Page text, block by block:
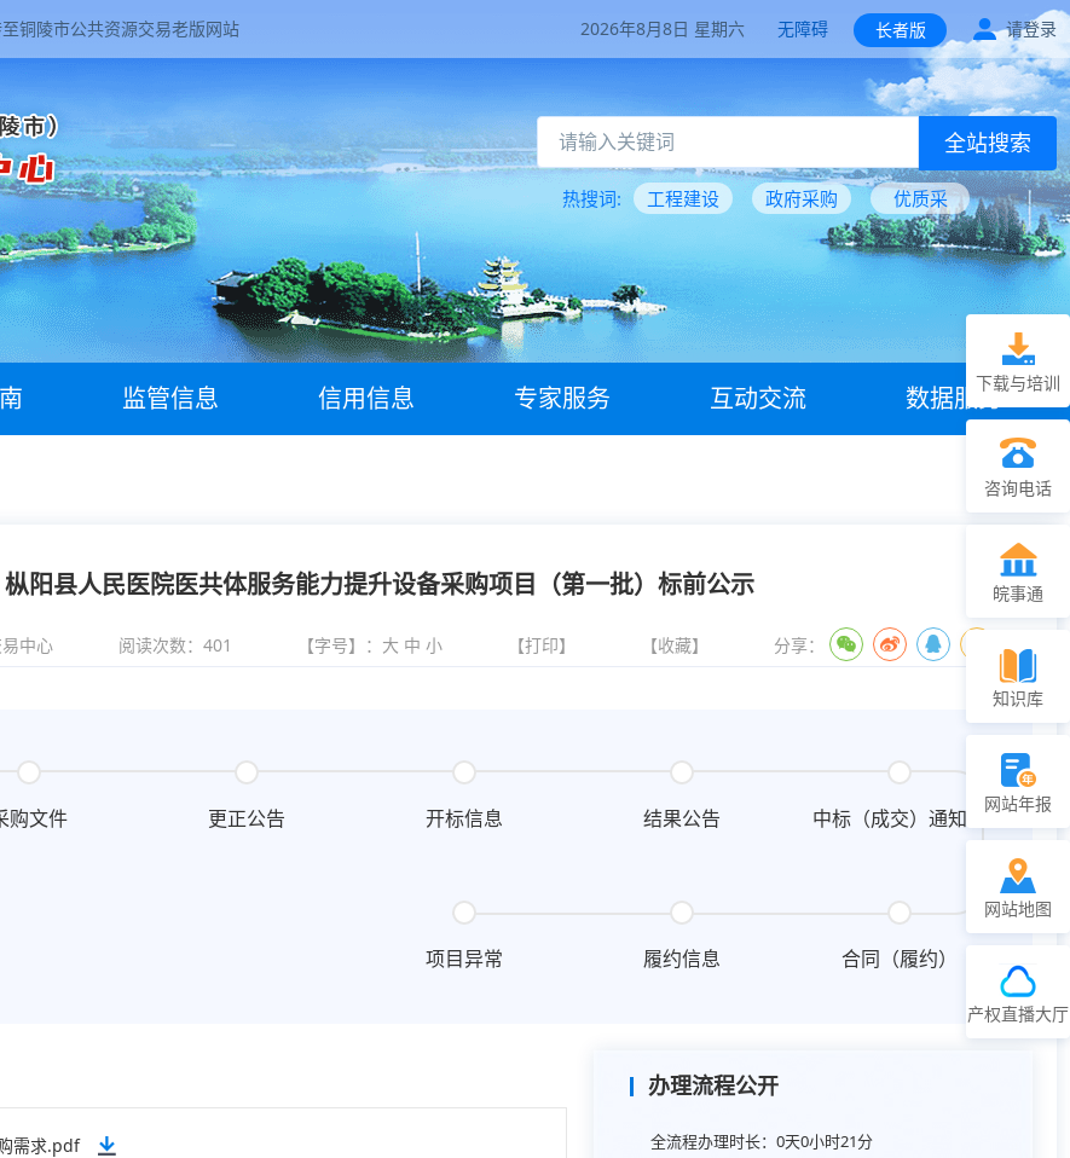
铜陵市公共资源交易老版网站 2026年8月8日 星期六 无障碍 长者版 请登录
全站搜索
热搜词: 工程建设 政府采购 优质采
监管信息 信用信息 专家服务 互动交流 数据服务
枞阳县人民医院医共体服务能力提升设备采购项目（第一批）标前公示
中心 阅读次数： 401 【字号】： 大 中 小 【打印】 【收藏】 分享：
购文件 更正公告 开标信息 结果公告 中标（成交）通知书
合同（履约）
履约信息
项目异常
需求.pdf
办理流程公开
全流程办理时长：0天0小时21分
下载与培训
咨询电话
皖事通
知识库
网站年报
网站地图
产权直播大厅